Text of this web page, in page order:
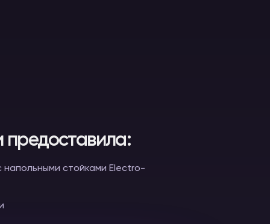
предоставила:
напольными стойками Electro-